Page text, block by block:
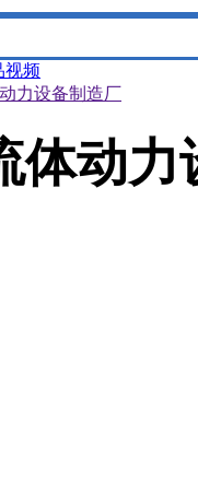
视频
力设备制造厂
体动力